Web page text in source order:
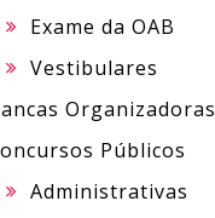
Exame da OAB
Vestibulares
Organizadoras
Públicos
Administrativas